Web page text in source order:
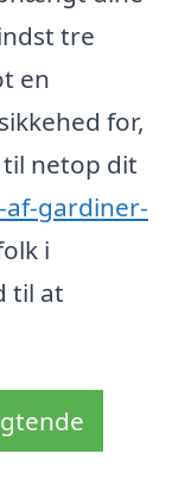
tre
en
for,
netop dit
gardiner-
i
til at